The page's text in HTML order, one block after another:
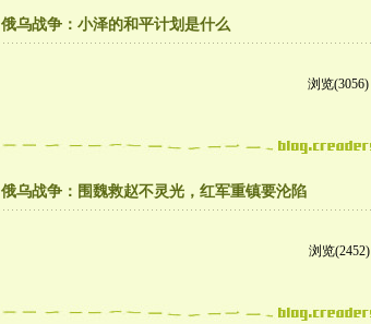
俄乌战争：小泽的和平计划是什么
浏览(3056)
俄乌战争：围魏救赵不灵光，红军重镇要沦陷
浏览(2452)